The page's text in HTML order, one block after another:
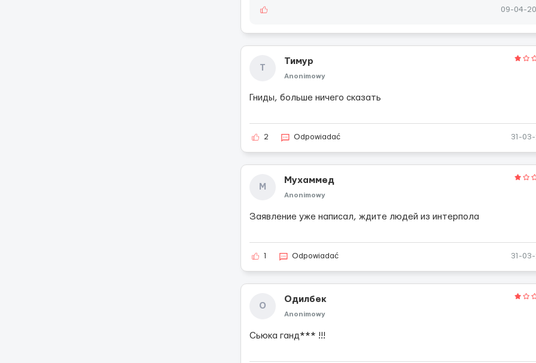
09-04-
Т
Тимур
Anonimowy
Гниды, больше ничего сказать
2 Odpowiadać 31-
М
Мухаммед
Anonimowy
Заявление уже написал, ждите людей из интерпола
1 Odpowiadać 31-
О
Одилбек
Anonimowy
Сьюка ганд*** !!!